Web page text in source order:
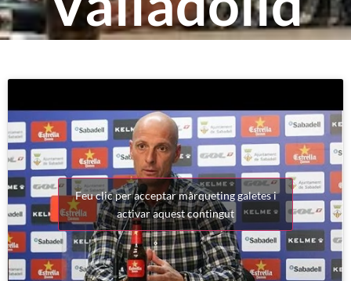
Feu clic per acceptar màrqueting galetes i
activar aquest contingut